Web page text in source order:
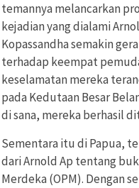
temannya melancarkan
kejadian yang dialami
Kopassandha semakin
terhadap keempat
keselamatan mereka
pada Kedutaan Besar
di sana, mereka berhasil
Sementara itu di Papua,
dari Arnold Ap tentang
Merdeka (OPM). Dengan